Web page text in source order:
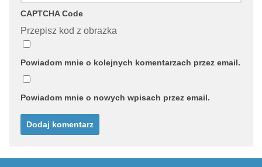
CAPTCHA Code
Przepisz kod z obrazka
Powiadom mnie o kolejnych komentarzach przez email.
Powiadom mnie o nowych wpisach przez email.